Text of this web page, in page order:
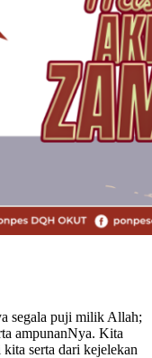
ampunanNya. Kita
serta dari kejelekan
tiada yang kuasa